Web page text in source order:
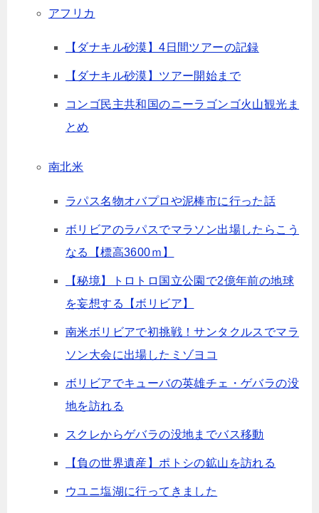
アフリカ
【ダナキル砂漠】4日間ツアーの記録
【ダナキル砂漠】ツアー開始まで
コンゴ民主共和国のニーラゴンゴ火山観光ま
とめ
南北米
ラパス名物オバプロや泥棒市に行った話
ボリビアのラパスでマラソン出場したらこう
なる【標高3600ｍ】
【秘境】トロトロ国立公園で2億年前の地球
を妄想する【ボリビア】
南米ボリビアで初挑戦！サンタクルスでマラ
ソン大会に出場したミゾヨコ
ボリビアでキューバの英雄チェ・ゲバラの没
地を訪れる
スクレからゲバラの没地までバス移動
【負の世界遺産】ポトシの鉱山を訪れる
ウユニ塩湖に行ってきました